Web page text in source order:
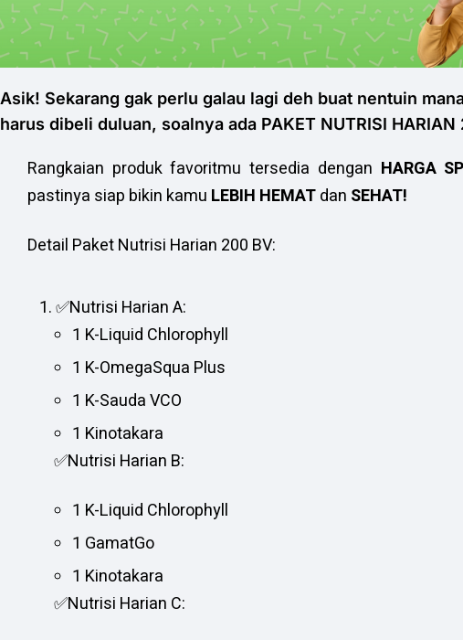
Asik! Sekarang gak perlu galau lagi deh buat nentuin
harus dibeli duluan, soalnya ada PAKET NUTRISI HARIAN
Rangkaian produk favoritmu tersedia dengan HARGA
pastinya siap bikin kamu LEBIH HEMATdan SEHAT!
Detail Paket Nutrisi Harian 200 BV:
✅Nutrisi Harian A:
1 K-Liquid Chlorophyll
1 K-OmegaSqua Plus
1 K-Sauda VCO
1 Kinotakara
✅Nutrisi Harian B:
1 K-Liquid Chlorophyll
1 GamatGo
1 Kinotakara
✅Nutrisi Harian C: